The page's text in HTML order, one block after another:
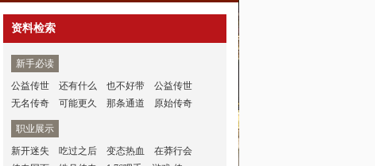
资料检索
新手必读
公益传世
还有什么 也不好带
公益传世
无名传奇
可能更久 那条通道 原始传奇
职业展示
新开迷失
吃过之后 变态热血
在莽行会